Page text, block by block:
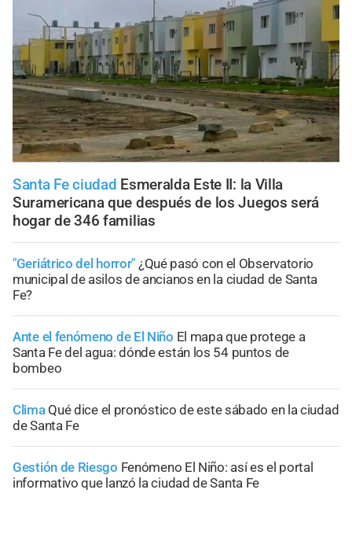
Santa Fe ciudad Esmeralda Este II: la Villa
Suramericana que después de los Juegos será
hogar de 346 familias
"Geriátrico del horror" ¿Qué pasó con el Observatorio
municipal de asilos de ancianos en la ciudad de Santa
Fe?
Ante el fenómeno de El Niño El mapa que protege a
Santa Fe del agua: dónde están los 54 puntos de
bombeo
Clima Qué dice el pronóstico de este sábado en la ciudad
de Santa Fe
Gestión de Riesgo Fenómeno El Niño: así es el portal
informativo que lanzó la ciudad de Santa Fe